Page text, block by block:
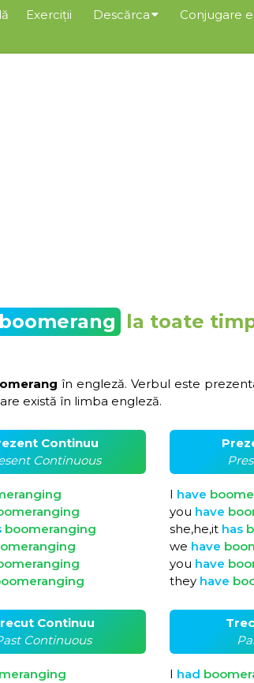
Exerciții Descărca Conjugare
la toate
în engleză. Verbul este
există în limba engleză.
Continuu
Continuous
boomeranging
I have
you have
she,he,it has
we have
you have
they have
Continuu
Continuous
I had